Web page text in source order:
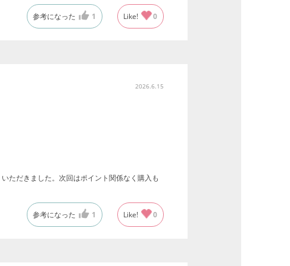
参考になった 1 Like! 0
2026.6.15
ただきました。次回はポイント関係なく購入も
参考になった 1 Like! 0